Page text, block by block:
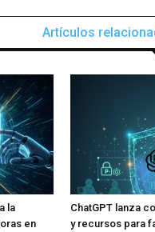
Artículos
la
en
ChatGPT lanza
y recursos para